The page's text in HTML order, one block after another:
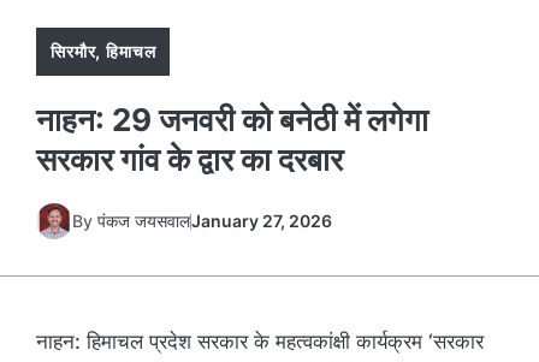
सिरमौर,हिमाचल
नाहन: 29 जनवरी को बनेठी में लगेगा
सरकार गांव के द्वार का दरबार
By पंकज जयसवालJanuary 27, 2026
नाहन: हिमाचल प्रदेश सरकार के महत्वकांक्षी कार्यक्रम ‘सरकार